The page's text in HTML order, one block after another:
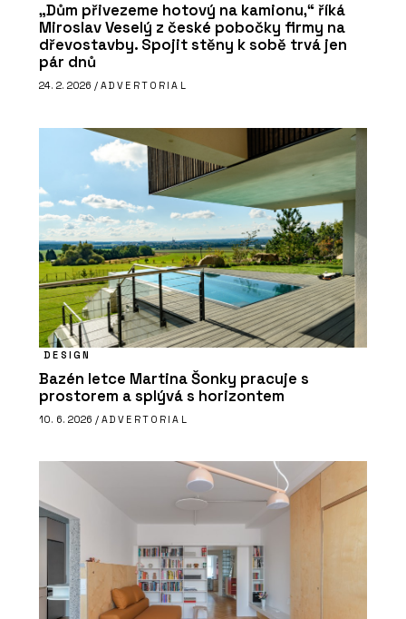
„Dům přivezeme hotový na kamionu,“ říká
Miroslav Veselý z české pobočky firmy na
dřevostavby. Spojit stěny k sobě trvá jen
pár dnů
24. 2. 2026 / ADVERTORIAL
DESIGN
Bazén letce Martina Šonky pracuje s
prostorem a splývá s horizontem
10. 6. 2026 / ADVERTORIAL